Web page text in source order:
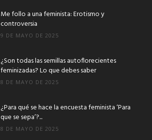
Me follo a una feminista: Erotismo y
controversia
9 DE MAYO DE 2025
¿Son todas las semillas autoflorecientes
feminizadas? Lo que debes saber
8 DE MAYO DE 2025
¿Para qué se hace la encuesta feminista ‘Para
que se sepa’?...
8 DE MAYO DE 2025